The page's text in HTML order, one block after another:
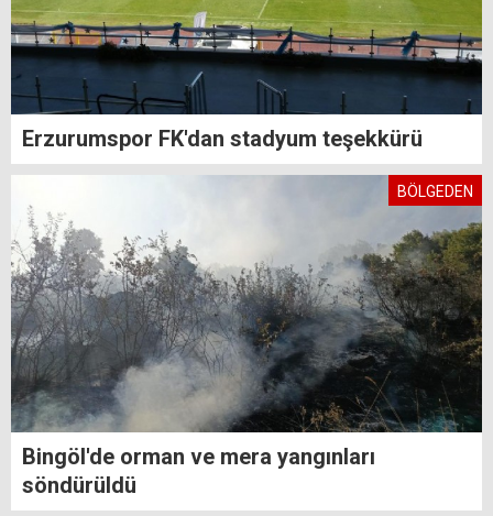
Erzurumspor FK'dan stadyum teşekkürü
BÖLGEDEN
Bingöl'de orman ve mera yangınları
söndürüldü